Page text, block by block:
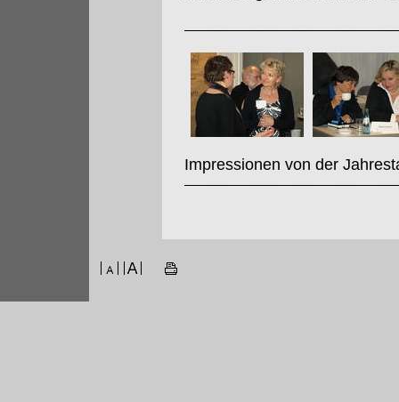
Impressionen von der